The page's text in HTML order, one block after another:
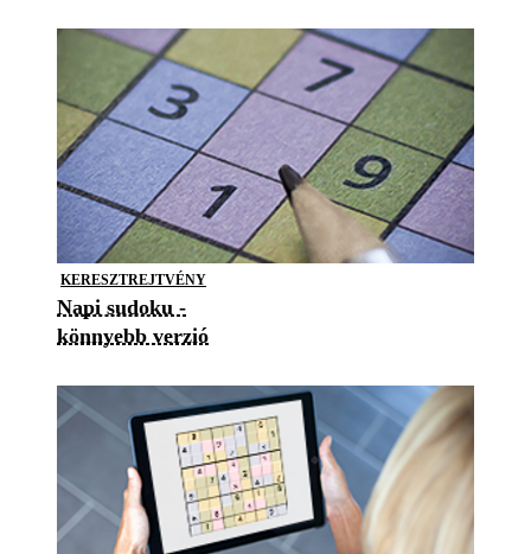
KERESZTREJTVÉNY
Napi sudoku -
könnyebb verzió